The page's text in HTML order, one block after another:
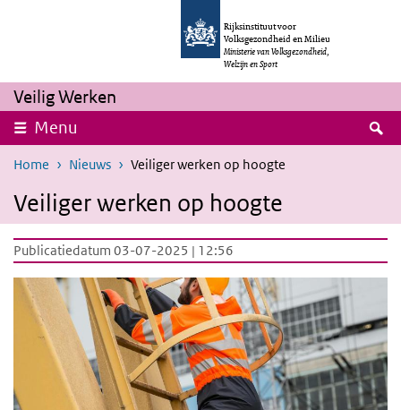
Overslaan en naar de inhoud gaan
Rijksinstituut voor
Volksgezondheid en Milieu
Ministerie van Volksgezondheid,
Welzijn en Sport
Veilig Werken
Menu
Home Nieuws Veiliger werken op hoogte
Veiliger werken op hoogte
Publicatiedatum 03-07-2025 | 12:56